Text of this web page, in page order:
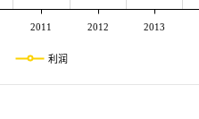
2011 2012 2013
利润